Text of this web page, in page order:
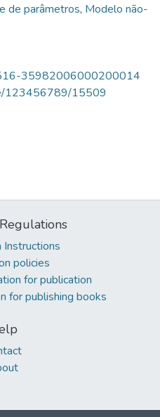
de parâmetros, Modelo não-
35982006000200014
123456789/15509
Instructions
policies
for publication
for publishing books